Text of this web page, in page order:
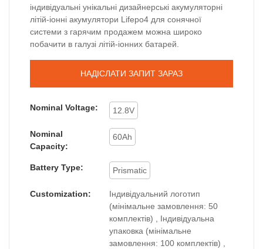
індивідуальні унікальні дизайнерські акумуляторні
літій-іонні акумулятори Lifepo4 для сонячної
системи з гарячим продажем можна широко
побачити в галузі літій-іонних батарей.
НАДІСЛАТИ ЗАПИТ ЗАРАЗ
Nominal Voltage: 12.8V
Nominal
Capacity:
60Ah
Battery Type: Prismatic
Customization:
Індивідуальний логотип
(мінімальне замовлення: 50
комплектів) , Індивідуальна
упаковка (мінімальне
замовлення: 100 комплектів) ,